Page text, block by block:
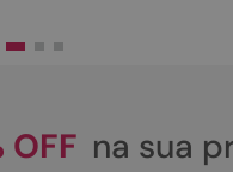
OFF na sua